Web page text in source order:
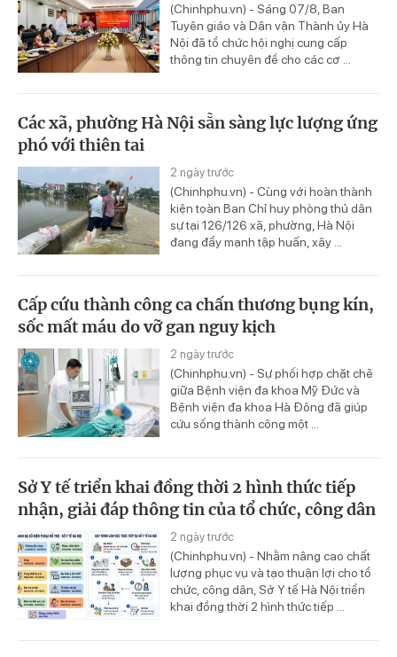
(Chinhphu.vn) - Sáng 07/8, Ban
Tuyên giáo và Dân vận Thành ủy Hà
Nội đã tổ chức hội nghị cung cấp
thông tin chuyên đề cho các cơ ...
Các xã, phường Hà Nội sẵn sàng lực lượng ứng
phó với thiên tai
2 ngày trước
(Chinhphu.vn) - Cùng với hoàn thành
kiện toàn Ban Chỉ huy phòng thủ dân
sự tại 126/126 xã, phường, Hà Nội
đang đẩy mạnh tập huấn, xây ...
Cấp cứu thành công ca chấn thương bụng kín,
sốc mất máu do vỡ gan nguy kịch
2 ngày trước
(Chinhphu.vn) - Sự phối hợp chặt chẽ
giữa Bệnh viện đa khoa Mỹ Đức và
Bệnh viện đa khoa Hà Đông đã giúp
cứu sống thành công một ...
Sở Y tế triển khai đồng thời 2 hình thức tiếp
nhận, giải đáp thông tin của tổ chức, công dân
2 ngày trước
(Chinhphu.vn) - Nhằm nâng cao chất
lượng phục vụ và tạo thuận lợi cho tổ
chức, công dân, Sở Y tế Hà Nội triển
khai đồng thời 2 hình thức tiếp ...